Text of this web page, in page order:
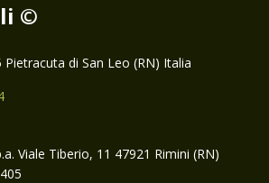
©
di San Leo (RN) Italia
Viale Tiberio, 11 47921 Rimini (RN)